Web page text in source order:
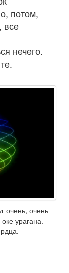
потом,
все
нечего.
очень, очень
урагана.